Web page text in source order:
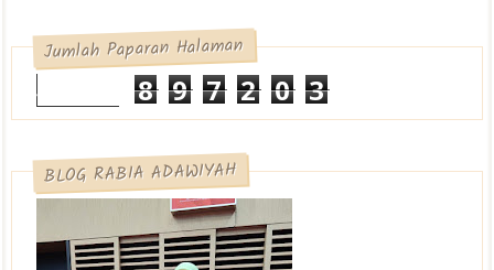
Jumlah Paparan Halaman
8 9 7 2 0 3
BLOG RABIA ADAWIYAH